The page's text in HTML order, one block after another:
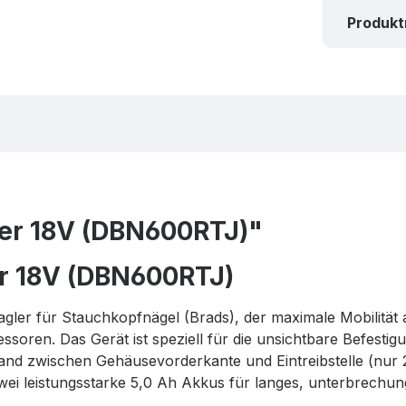
18V (DBN600RTJ)"
(DBN600RTJ)
für Stauchkopfnägel (Brads), der maximale Mobilität
Das Gerät ist speziell für die unsichtbare
zwischen Gehäusevorderkante und Eintreibstelle
leistungsstarke 5,0 Ah Akkus für langes,